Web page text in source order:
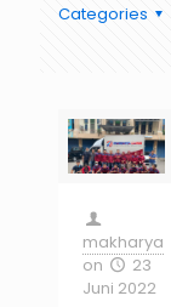
Categories
makharya
on
23
Juni 2022